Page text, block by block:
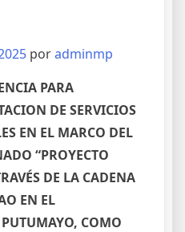
poradminmp
PARA
DE SERVICIOS
EN EL MARCO DEL
“PROYECTO
DE LA CADENA
EN EL
COMO